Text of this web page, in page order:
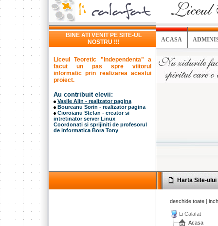
ACASA
BINE ATI VENIT PE SITE-UL
NOSTRU !!!
Liceul Teoretic "Independenta" a
facut un pas spre viitorul
informatic prin realizarea acestui
proiect.
Au contribuit elevii:
Vasile Alin - realizator pagina
Boureanu Sorin - realizator pagina
Cioroianu Stefan - creator si
intretinator server Linux
Coordonati si sprijiniti de profesorul
de informatica Bora Tony
Harta Site-ului
deschide toate |
Li Calafat
Acasa